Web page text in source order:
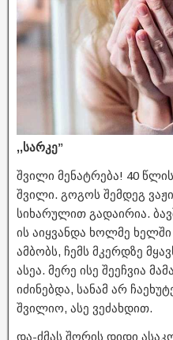
,,სარკე”
შვილი მენატრება! 40
შვილი. გოგოს შემდეგ
სიხარულით გადაირია.
ის აიყვანდა ხოლმე
ამბობს, ჩემს მკერდზე
ასეა. მერე ისე შეეჩვია
იძინებდა, სანამ არ
შვილიო, ასე ვეძახდით.
და-ძმას შორის დიდი